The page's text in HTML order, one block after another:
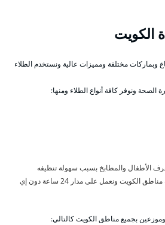
الكويت
وبماركات مختلفة ومميزات عالية ونستخدم الطلاء
ونوفر كافة أنواع الطلاء ومنها:
أسعارنا مميزة ونوفر خدمتنا لكافة مناطق الكويت ونعمل على مدار 24 ساعة دون إي
بجميع مناطق الكويت كالتالي: